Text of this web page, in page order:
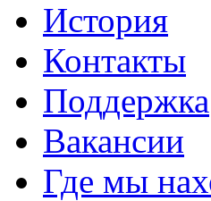
История
Контакты
Поддержка
Вакансии
Где мы